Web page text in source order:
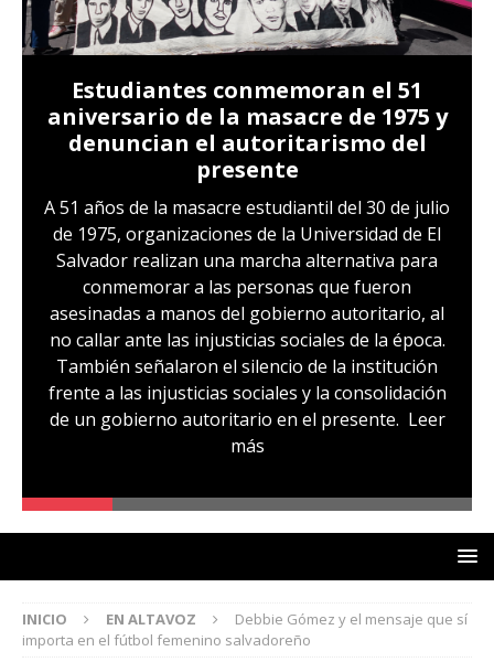
Estudiantes conmemoran el 51
aniversario de la masacre de 1975 y
denuncian el autoritarismo del
presente
A 51 años de la masacre estudiantil del 30 de julio
de 1975, organizaciones de la Universidad de El
Salvador realizan una marcha alternativa para
conmemorar a las personas que fueron
asesinadas a manos del gobierno autoritario, al
no callar ante las injusticias sociales de la época.
También señalaron el silencio de la institución
frente a las injusticias sociales y la consolidación
de un gobierno autoritario en el presente. Leer
más
INICIO EN ALTAVOZ
Debbie Gómez y el mensaje que sí
importa en el fútbol femenino salvadoreño